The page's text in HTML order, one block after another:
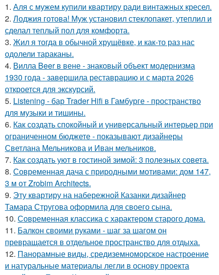
1. Аля с мужем купили квартиру ради винтажных кресел.
2. Лоджия готова! Муж установил стеклопакет, утеплил и
сделал теплый пол для комфорта.
3. Жил я тогда в обычной хрущёвке, и как-то раз нас
одолели тараканы.
4. Вилла Beer в вене - знаковый объект модернизма
1930 года - завершила реставрацию и с марта 2026
откроется для экскурсий.
5. Listening - бар Trader Hifi в Гамбурге - пространство
для музыки и тишины.
6. Как создать спокойный и универсальный интерьер при
ограниченном бюджете - показывают дизайнеры
Светлана Мельникова и Иван мельников.
7. Как создать уют в гостиной зимой: 3 полезных совета.
8. Современная дача с природными мотивами: дом 147,
3 м от Zrobim Architects.
9. Эту квартиру на набережной Казанки дизайнер
Тамара Стругова оформила для своего сына.
10. Современная классика с характером старого дома.
11. Балкон своими руками - шаг за шагом он
превращается в отдельное пространство для отдыха.
12. Панорамные виды, средиземноморское настроение
и натуральные материалы легли в основу проекта